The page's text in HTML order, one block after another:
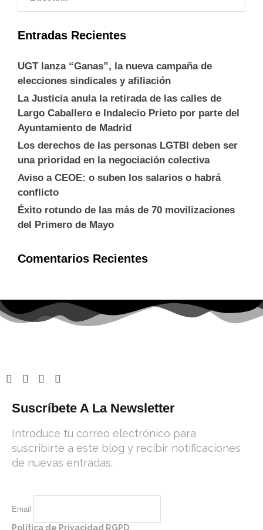
Entradas Recientes
UGT lanza “Ganas”, la nueva campaña de
elecciones sindicales y afiliación
La Justicia anula la retirada de las calles de
Largo Caballero e Indalecio Prieto por parte del
Ayuntamiento de Madrid
Los derechos de las personas LGTBI deben ser
una prioridad en la negociación colectiva
Aviso a CEOE: o suben los salarios o habrá
conflicto
Éxito rotundo de las más de 70 movilizaciones
del Primero de Mayo
Comentarios Recientes
Suscríbete A La Newsletter
Introduce tu correo electrónico para
suscribirte a este blog y recibir notificaciones
de nuevas entradas.
Email
Política de Privacidad RGPD